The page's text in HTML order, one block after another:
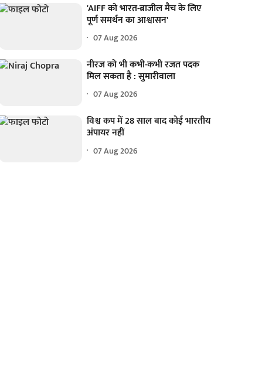
'AIFF को भारत-ब्राजील मैच के लिए
पूर्ण समर्थन का आश्वासन'
07 Aug 2026
नीरज को भी कभी-कभी रजत पदक
मिल सकता है : सुमारीवाला
07 Aug 2026
विश्व कप में 28 साल बाद कोई भारतीय
अंपायर नहीं
07 Aug 2026